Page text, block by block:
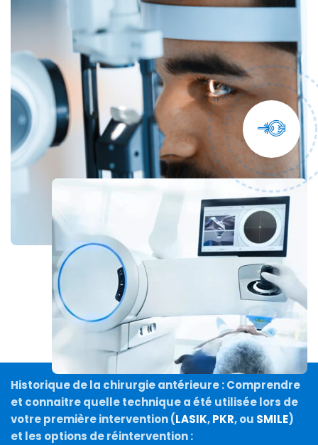
Historique de la chirurgie antérieure : Comprendre
et connaitre quelle technique a été utilisée lors de
votre première intervention (LASIK,PKR, ou SMILE)
et les options de réintervention :